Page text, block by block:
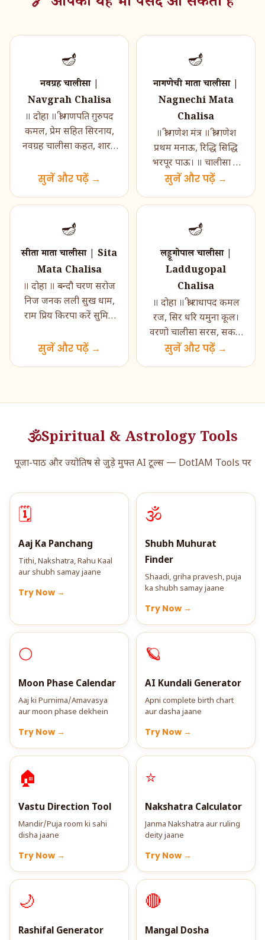
🪔
नवग्रह चालीसा |
Navgrah Chalisa
॥ दोहा ॥ श्री गणपति ग़ुरुपद
कमल, प्रेम सहित सिरनाय,
नवग्रह चालीसा कहत, शारद
शशि सोम बुध, जय गुरु
सुनें और पढ़ें →
🪔
नागणेची माता चालीसा |
Nagnechi Mata
Chalisa
॥ श्री गणेश मंत्र ॥ श्री गणेश
प्रथम मनाऊ, रिद्धि सिद्धि
भरपूर पाऊ। ॥ चालीसा ॥
नमो नमो श्री नागणेच्या माता,
सुनें और पढ़ें →
🪔
सीता माता चालीसा | Sita
Mata Chalisa
॥ दोहा ॥ बन्दौ चरण सरोज
निज जनक लली सुख धाम,
राम प्रिय किरपा करें सुमिरौं
पढ़ें सुधरैं सगरे क�...
सुनें और पढ़ें →
🪔
लड्डूगोपाल चालीसा |
Laddugopal
Chalisa
॥ दोहा ॥ श्री राधापद कमल
रज, सिर धरि यमुना कूल।
वरणो चालीसा सरस, सकल
सुमंगल मूल ॥ ॥ चौपाई ॥
सुनें और पढ़ें →
🕉️Spiritual & Astrology Tools
पूजा-पाठ और ज्योतिष से जुड़े मुफ्त AI टूल्स — DotIAM Tools पर
🗓️
Aaj Ka Panchang
Tithi, Nakshatra, Rahu Kaal
aur shubh samay jaane
Try Now →
🕉️
Shubh Muhurat
Finder
Shaadi, griha pravesh, puja
ka shubh samay jaane
Try Now →
🌕
Moon Phase Calendar
Aaj ki Purnima/Amavasya
aur moon phase dekhein
Try Now →
🪐
AI Kundali Generator
Apni complete birth chart
aur dasha jaane
Try Now →
🏠
Vastu Direction Tool
Mandir/Puja room ki sahi
disha jaane
Try Now →
⭐
Nakshatra Calculator
Janma Nakshatra aur ruling
deity jaane
Try Now →
🌙
Rashifal Generator
🔴
Mangal Dosha